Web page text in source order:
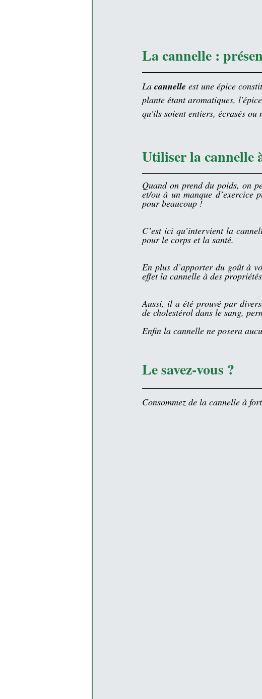
La cannelle :
La cannelle est une épice
plante étant aromatiques,
qu'ils soient entiers, écrasés ou
Utiliser la cannelle
Quand on prend du poids, on
et/ou à un manque d’exercice
pour beaucoup !
C’est ici qu’intervient la
pour le corps et la santé.
En plus d’apporter du goût à
effet la cannelle à des
Aussi, il a été prouvé par
de cholestérol dans le sang,
Enfin la cannelle ne posera
Le savez-vous ?
Consommez de la cannelle à